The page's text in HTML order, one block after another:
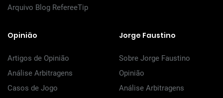
Arquivo Blog RefereeTip
Opinião
Artigos de Opinião
Análise Arbitragens
Casos de Jogo
Jorge Faustino
Sobre Jorge Faustino
Opinião
Análise Arbitragens